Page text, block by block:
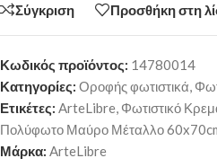
Σύγκριση Προσθήκη στη
Κωδικός προϊόντος: 14780014
Κατηγορίες: Οροφής φωτιστικά,
Ετικέτες: ArteLibre, Φωτιστικό
Πολύφωτο Μαύρο Μέταλλο
Μάρκα: ArteLibre